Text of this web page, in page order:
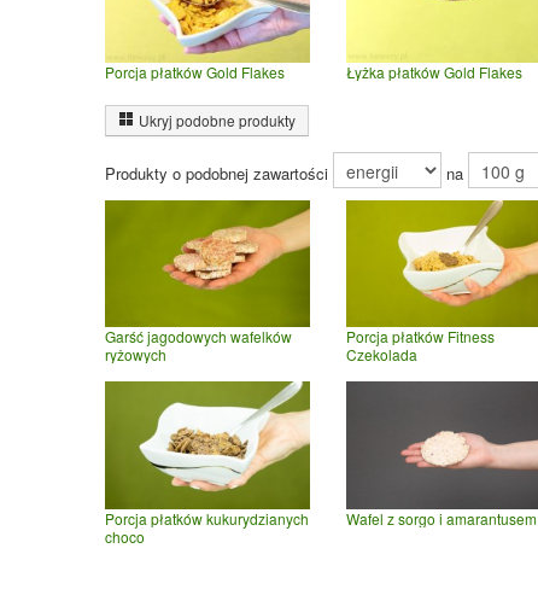
Porcja płatków Gold Flakes Łyżka płatków Gold Flakes
Ukryj podobne produkty
Produkty o podobnej zawartości na
Garść jagodowych wafelków
ryżowych
Porcja płatków Fitness
Czekolada
Porcja płatków kukurydzianych
choco
Wafel z sorgo i amarantusem